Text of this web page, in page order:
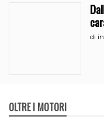
di
OLTRE I MOTORI